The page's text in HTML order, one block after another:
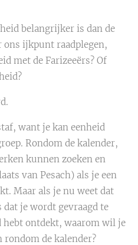
belangrijker is dan de
ons ijkpunt raadplegen,
met de Farizeeërs? Of
want je kan eenheid
Rondom de kalender,
kunnen zoeken en
van Pesach) als je een
Maar als je nu weet dat
dat je wordt gevraagd te
hebt ontdekt, waarom wil je
rondom de kalender?